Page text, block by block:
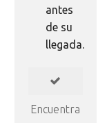
antes
de su
llegada.
Encuentra